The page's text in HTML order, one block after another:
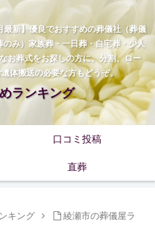
新】優良でおすすめの葬儀社（葬儀
み）家族葬・一日葬・自宅葬・少人
お葬式をお探しの方に。分割、ロー
体搬送の必要な方もどうぞ。
ランキング
口コミ投稿
直葬
キング
綾瀬市の葬儀屋ラ